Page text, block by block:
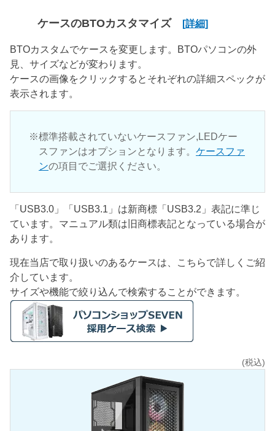
ケースのBTOカスタマイズ [詳細]
BTOカスタムでケースを変更します。BTOパソコンの外
見、サイズなどが変わります。
ケースの画像をクリックするとそれぞれの詳細スペックが
表示されます。
標準搭載されていないケースファン,LEDケー
スファンはオプションとなります。 ケースファ
ンの項目でご選択ください。
「USB3.0」「USB3.1」は新商標「USB3.2」表記に準じ
ています。マニュアル類は旧商標表記となっている場合が
あります。
現在当店で取り扱いのあるケースは、こちらで詳しくご紹
介しています。
サイズや機能で絞り込んで検索することができます。
(税込)